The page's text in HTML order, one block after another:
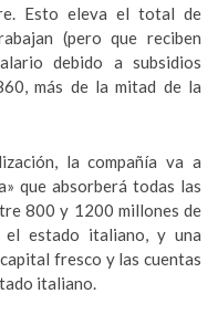
Esto eleva el total de
(pero que reciben
debido a subsidios
más de la mitad de la
la compañía va a
que absorberá todas las
800 y 1200 millones de
estado italiano, y una
fresco y las cuentas
italiano.